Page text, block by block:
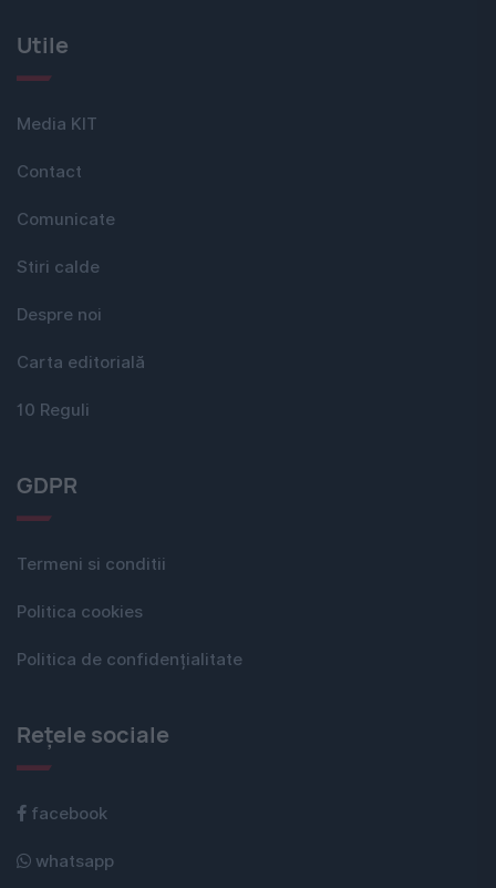
Utile
Media KIT
Contact
Comunicate
Stiri calde
Despre noi
Carta editorială
10 Reguli
GDPR
Termeni si conditii
Politica cookies
Politica de confidențialitate
Rețele sociale
facebook
whatsapp